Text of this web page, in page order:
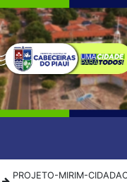
PROJETO-MIRIM-